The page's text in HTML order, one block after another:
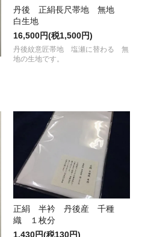
丹後 正絹長尺帯地 無地
白生地
16,500円(税1,500円)
丹後紋意匠帯地 塩瀬に替わる 無
地の生地です。
正絹 半衿 丹後産 千種
織 １枚分
1,430円(税130円)